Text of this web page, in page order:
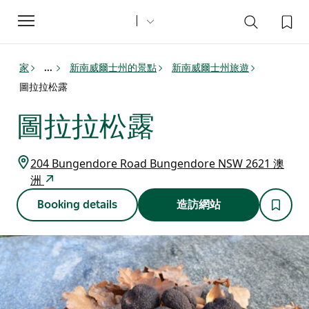
Toggle
navigation
家 ... 新南威爾士州的景點
新南威爾士州旅遊
圖拉拉松露
圖拉拉松露
204 Bungendore Road Bungendore NSW 2621 澳
洲
Booking details 造訪網站